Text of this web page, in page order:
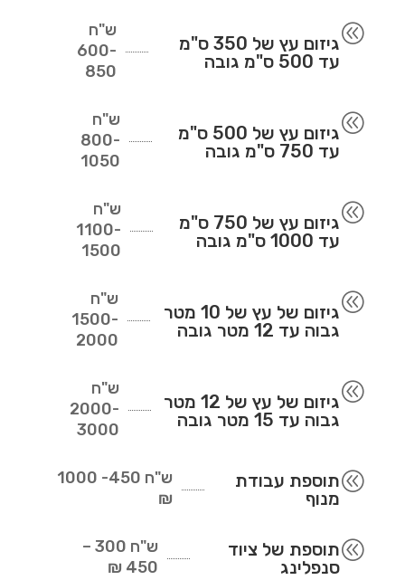
@
גיזום עץ של 350 ס"מ
עד 500 ס"מ גובה
ש"ח
600-
850
@
גיזום עץ של 500 ס"מ
עד 750 ס"מ גובה
ש"ח
800-
1050
@
גיזום עץ של 750 ס"מ
עד 1000 ס"מ גובה
ש"ח
1100-
1500
@
גיזום של עץ של 10 מטר
גבוה עד 12 מטר גובה
ש"ח
1500-
2000
@
גיזום של עץ של 12 מטר
גבוה עד 15 מטר גובה
ש"ח
2000-
3000
@תוספת עבודת
מנוף
ש"ח
450- 1000
₪
@תוספת של ציוד
סנפלינג
ש"ח
300 –
450 ₪